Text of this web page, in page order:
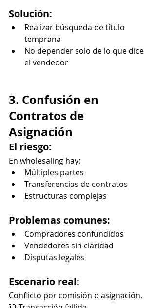
Solución:
Realizar búsqueda de título
temprana
No depender solo de lo que dice
el vendedor
3. Confusión en
Contratos de
Asignación
El riesgo:
En wholesaling hay:
Múltiples partes
Transferencias de contratos
Estructuras complejas
Problemas comunes:
Compradores confundidos
Vendedores sin claridad
Disputas legales
Escenario real:
Conflicto por comisión o asignación.